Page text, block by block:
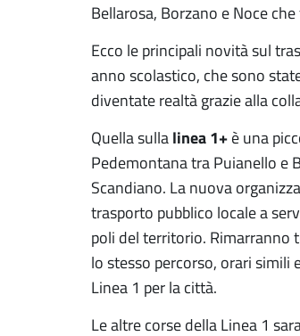
Bellarosa, Borzano e Noce
Ecco le principali novità sul
anno scolastico, che sono
diventate realtà grazie alla
Quella sulla linea 1+ è una
Pedemontana tra Puianello e
Scandiano. La nuova
trasporto pubblico locale a
poli del territorio. Rimarranno
lo stesso percorso, orari simili
Linea 1 per la città.
Le altre corse della Linea 1